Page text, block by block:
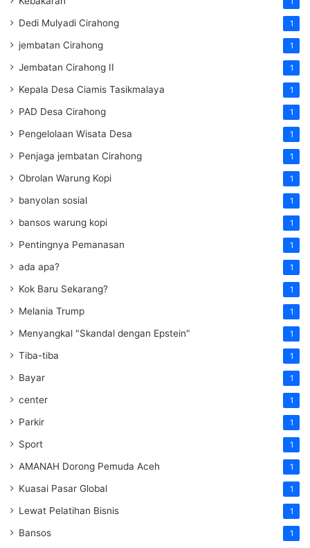
Dedi Mulyadi Cirahong 1
jembatan Cirahong 1
Jembatan Cirahong II 1
Kepala Desa Ciamis Tasikmalaya 1
PAD Desa Cirahong 1
Pengelolaan Wisata Desa 1
Penjaga jembatan Cirahong 1
Obrolan Warung Kopi 1
banyolan sosial 1
bansos warung kopi 1
Pentingnya Pemanasan 1
ada apa? 1
Kok Baru Sekarang? 1
Melania Trump 1
Menyangkal "Skandal dengan Epstein" 1
Tiba-tiba 1
Bayar 1
center 1
Parkir 1
Sport 1
AMANAH Dorong Pemuda Aceh 1
Kuasai Pasar Global 1
Lewat Pelatihan Bisnis 1
Bansos 1